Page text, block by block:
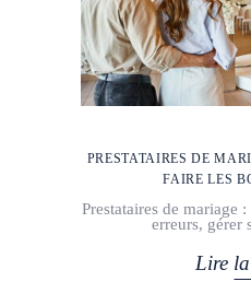
PRESTATAIRES DE
FAIRE LES
Prestataires de mariage
erreurs, gérer
Lire